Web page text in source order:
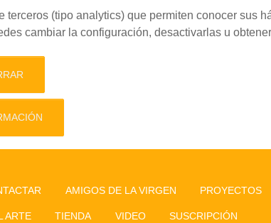
(tipo analytics) que permiten conocer sus
cambiar la configuración, desactivarlas u
AMIGOS DE LA VIRGEN PROYECTOS
ARTE TIENDA VIDEO SUSCRIPCIÓN